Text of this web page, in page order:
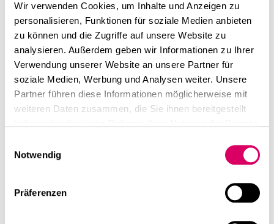
Wir verwenden Cookies, um Inhalte und Anzeigen zu
personalisieren, Funktionen für soziale Medien anbieten
zu können und die Zugriffe auf unsere Website zu
analysieren. Außerdem geben wir Informationen zu Ihrer
Verwendung unserer Website an unsere Partner für
soziale Medien, Werbung und Analysen weiter. Unsere
Partner führen diese Informationen möglicherweise mit
weiteren Daten zusammen, die Sie ihnen bereitgestellt
Notwendig
Präferenzen